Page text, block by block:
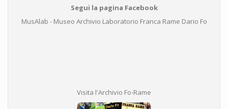
Segui la pagina Facebook
MusAlab - Museo Archivio Laboratorio Franca Rame Dario Fo
Visita l'Archivio Fo-Rame